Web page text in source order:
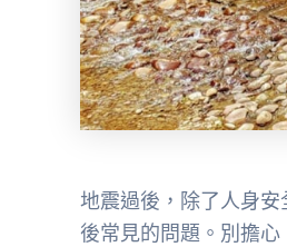
地震過後，除了人身
後常見的問題。別擔